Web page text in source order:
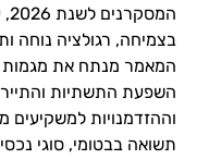
בצמיחה, רגולציה נוחה
המאמר מנתח את מגמות
השפעת התשתיות
וההזדמנויות למשקיעים
תשואה בבטומי, סוגי